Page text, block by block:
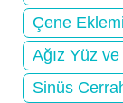
Çene
Ağız Yüz
Sinüs